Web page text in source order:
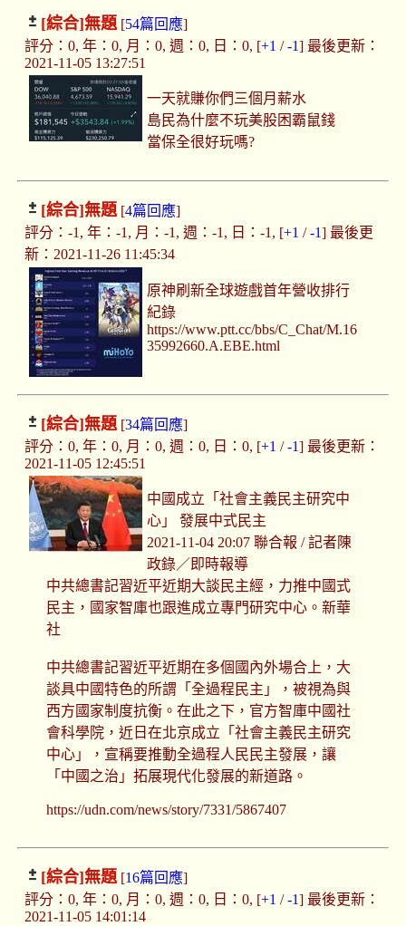
[綜合]無題[54篇回應]
評分：0, 年：0, 月：0, 週：0, 日：0, [+1 /-1] 最後更新：
2021-11-05 13:27:51
一天就賺你們三個月薪水
島民為什麼不玩美股困霸鼠錢
當保全很好玩嗎?
[綜合]無題[4篇回應]
評分：-1, 年：-1, 月：-1, 週：-1, 日：-1, [+1 /-1] 最後更
新：2021-11-26 11:45:34
原神刷新全球遊戲首年營收排行
紀錄
https://www.ptt.cc/bbs/C_Chat/M.16
35992660.A.EBE.html
[綜合]無題[34篇回應]
評分：0, 年：0, 月：0, 週：0, 日：0, [+1 /-1] 最後更新：
2021-11-05 12:45:51
中國成立「社會主義民主研究中
心」 發展中式民主
2021-11-04 20:07 聯合報 / 記者陳
政錄／即時報導
中共總書記習近平近期大談民主經，力推中國式
民主，國家智庫也跟進成立專門研究中心。新華
社
中共總書記習近平近期在多個國內外場合上，大
談具中國特色的所謂「全過程民主」，被視為與
西方國家制度抗衡。在此之下，官方智庫中國社
會科學院，近日在北京成立「社會主義民主研究
中心」，宣稱要推動全過程人民民主發展，讓
「中國之治」拓展現代化發展的新道路。
https://udn.com/news/story/7331/5867407
[綜合]無題[16篇回應]
評分：0, 年：0, 月：0, 週：0, 日：0, [+1 /-1] 最後更新：
2021-11-05 14:01:14